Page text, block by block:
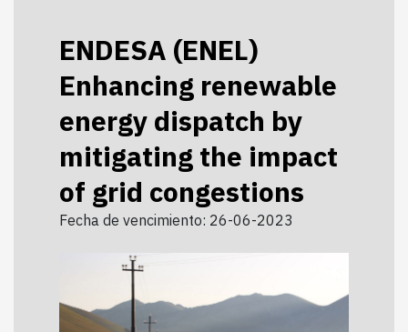
ENDESA (ENEL)
Enhancing renewable
energy dispatch by
mitigating the impact
of grid congestions
Fecha de vencimiento: 26-06-2023